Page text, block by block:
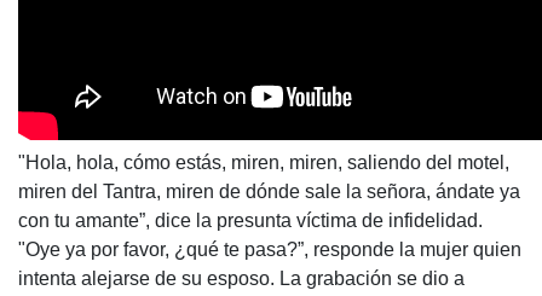
"Hola, hola, cómo estás, miren, miren, saliendo del motel,
miren del Tantra, miren de dónde sale la señora, ándate ya
con tu amante”, dice la presunta víctima de infidelidad.
"Oye ya por favor, ¿qué te pasa?”, responde la mujer quien
intenta alejarse de su esposo. La grabación se dio a